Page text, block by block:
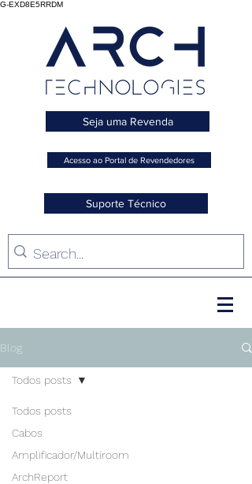
G-EXD8E5RRDM
Seja uma Revenda
Acesso ao Portal de Revendedores
Suporte Técnico
Blog
Todos posts
Cabos
Amplificador/Multiroom
ArchReport
Todos posts